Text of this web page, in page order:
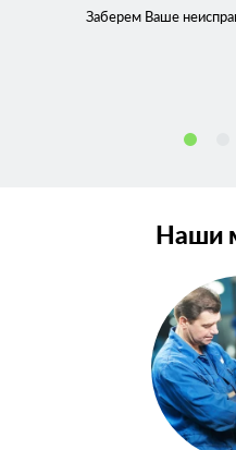
Заберем Ваше
Наши